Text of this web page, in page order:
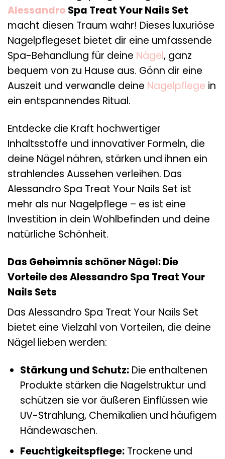
Alessandro Spa Treat Your Nails Set
macht diesen Traum wahr! Dieses luxuriöse
Nagelpflegeset bietet dir eine umfassende
Spa-Behandlung für deine Nägel, ganz
bequem von zu Hause aus. Gönn dir eine
Auszeit und verwandle deine Nagelpflege in
ein entspannendes Ritual.
Entdecke die Kraft hochwertiger
Inhaltsstoffe und innovativer Formeln, die
deine Nägel nähren, stärken und ihnen ein
strahlendes Aussehen verleihen. Das
Alessandro Spa Treat Your Nails Set ist
mehr als nur Nagelpflege – es ist eine
Investition in dein Wohlbefinden und deine
natürliche Schönheit.
Das Geheimnis schöner Nägel: Die
Vorteile des Alessandro Spa Treat Your
Nails Sets
Das Alessandro Spa Treat Your Nails Set
bietet eine Vielzahl von Vorteilen, die deine
Nägel lieben werden:
Stärkung und Schutz:Die enthaltenen
Produkte stärken die Nagelstruktur und
schützen sie vor äußeren Einflüssen wie
UV-Strahlung, Chemikalien und häufigem
Händewaschen.
Feuchtigkeitspflege:Trockene und